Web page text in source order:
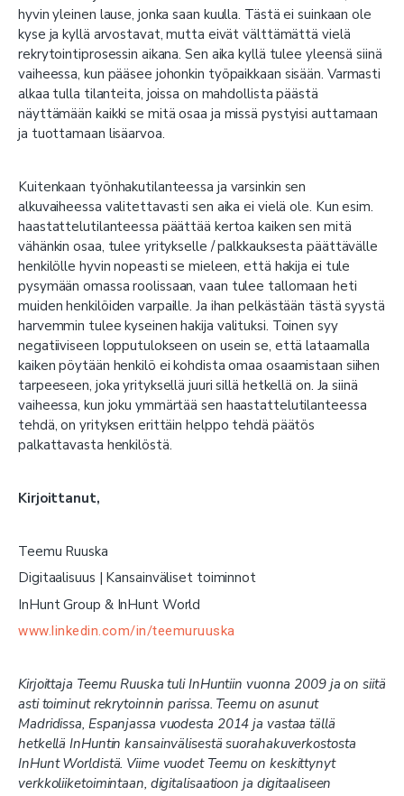
hyvin yleinen lause, jonka saan kuulla. Tästä ei suinkaan ole
kyse ja kyllä arvostavat, mutta eivät välttämättä vielä
rekrytointiprosessin aikana. Sen aika kyllä tulee yleensä siinä
vaiheessa, kun pääsee johonkin työpaikkaan sisään. Varmasti
alkaa tulla tilanteita, joissa on mahdollista päästä
näyttämään kaikki se mitä osaa ja missä pystyisi auttamaan
ja tuottamaan lisäarvoa.
Kuitenkaan työnhakutilanteessa ja varsinkin sen
alkuvaiheessa valitettavasti sen aika ei vielä ole. Kun esim.
haastattelutilanteessa päättää kertoa kaiken sen mitä
vähänkin osaa, tulee yritykselle / palkkauksesta päättävälle
henkilölle hyvin nopeasti se mieleen, että hakija ei tule
pysymään omassa roolissaan, vaan tulee tallomaan heti
muiden henkilöiden varpaille. Ja ihan pelkästään tästä syystä
harvemmin tulee kyseinen hakija valituksi. Toinen syy
negatiiviseen lopputulokseen on usein se, että lataamalla
kaiken pöytään henkilö ei kohdista omaa osaamistaan siihen
tarpeeseen, joka yrityksellä juuri sillä hetkellä on. Ja siinä
vaiheessa, kun joku ymmärtää sen haastattelutilanteessa
tehdä, on yrityksen erittäin helppo tehdä päätös
palkattavasta henkilöstä.
Kirjoittanut,
Teemu Ruuska
Digitaalisuus | Kansainväliset toiminnot
InHunt Group & InHunt World
www.linkedin.com/in/teemuruuska
Kirjoittaja Teemu Ruuska tuli InHuntiin vuonna 2009 ja on siitä
asti toiminut rekrytoinnin parissa. Teemu on asunut
Madridissa, Espanjassa vuodesta 2014 ja vastaa tällä
hetkellä InHuntin kansainvälisestä suorahakuverkostosta
InHunt Worldistä. Viime vuodet Teemu on keskittynyt
verkkoliiketoimintaan, digitalisaatioon ja digitaaliseen